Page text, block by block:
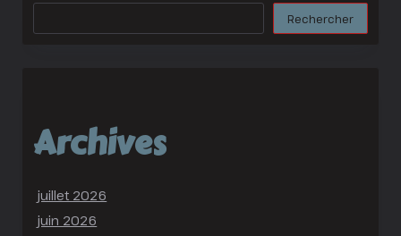
Rechercher Rechercher
Archives
juillet 2026
juin 2026